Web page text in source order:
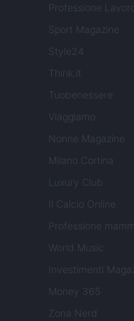
Professione Lavoro
Sport Magazine
Style24
Think.it
Tuobenessere
Viaggiamo
Nonne Magazine
Milano Cortina
Luxury Club
Il Calcio Online
Professione
World Music
Investimenti
Money 365
Zona Nerd